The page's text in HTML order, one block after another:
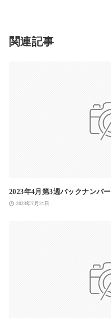
関連記事
2023年4月第3週バックナンバー
2023年7月21日